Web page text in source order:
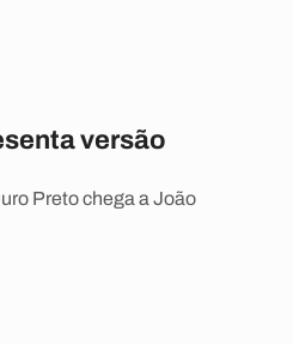
versão
Preto chega a João